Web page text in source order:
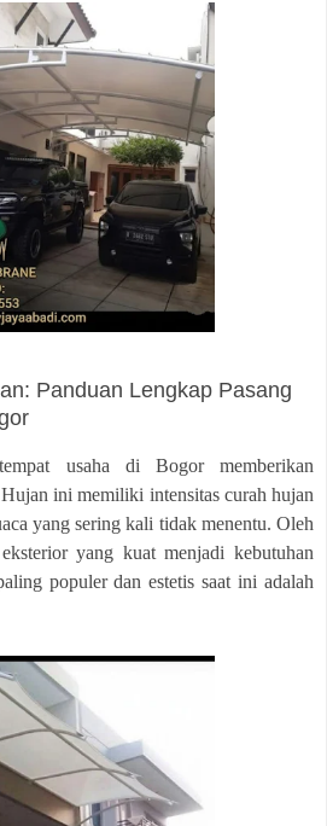
Panduan Lengkap Pasang
usaha di Bogor memberikan
ini memiliki intensitas curah hujan
yang sering kali tidak menentu. Oleh
yang kuat menjadi kebutuhan
populer dan estetis saat ini adalah